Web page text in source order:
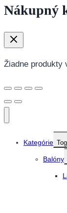
Nákupný
Žiadne produkty
Kategórie
Balóny